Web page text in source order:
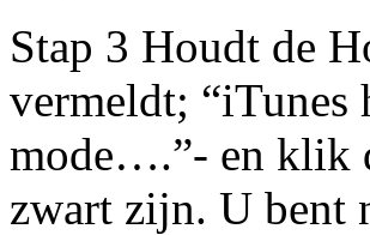
Stap 3 Houdt de
vermeldt; “iTunes
mode….”- en klik
zwart zijn. U bent